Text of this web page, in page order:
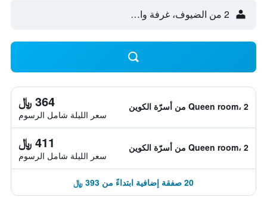
2 من الضيوف، غرفة واحدة
Queen room، 2 من أسرّة الكوين 364 ﷼
سعر الليلة شامل الرسوم
Queen room، 2 من أسرّة الكوين 411 ﷼
سعر الليلة شامل الرسوم
20 صفقة إضافية ابتداءً من 393 ﷼